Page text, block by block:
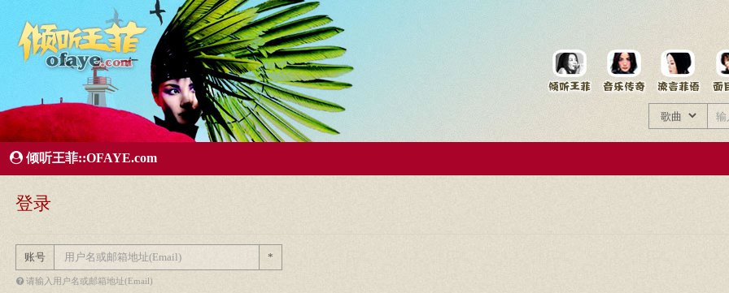
有歌曲专辑
王菲新闻王菲的精美图片王菲精彩视频王菲论坛给王菲留言用户中心王菲资料档案
倾听王菲::OFAYE.com
登录
账号 *
请输入用户名或邮箱地址(Email)